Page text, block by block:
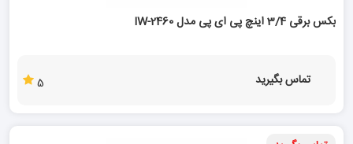
بکس برقی 3/4 اینچ پی ای پی مدل IW-2460
تماس بگیرید 5